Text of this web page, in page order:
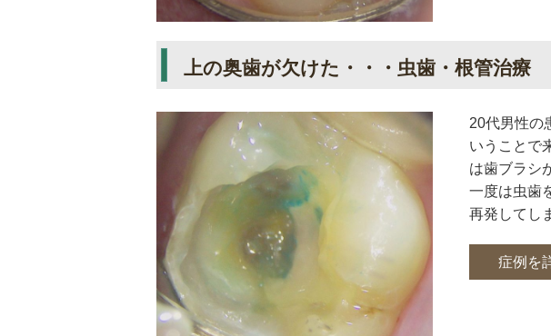
上の奥歯が欠けた・・・虫歯・根管治療
20代男性の
いうことで
は歯ブラシ
一度は虫歯
再発してし
症例を